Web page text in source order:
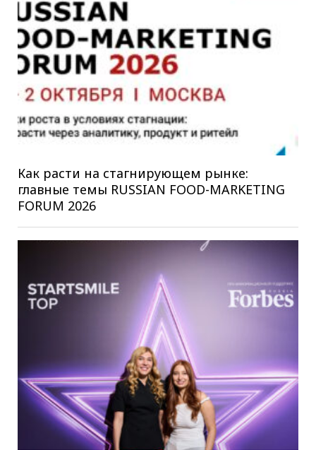
Как расти на стагнирующем рынке:
главные темы RUSSIAN FOOD-MARKETING
FORUM 2026